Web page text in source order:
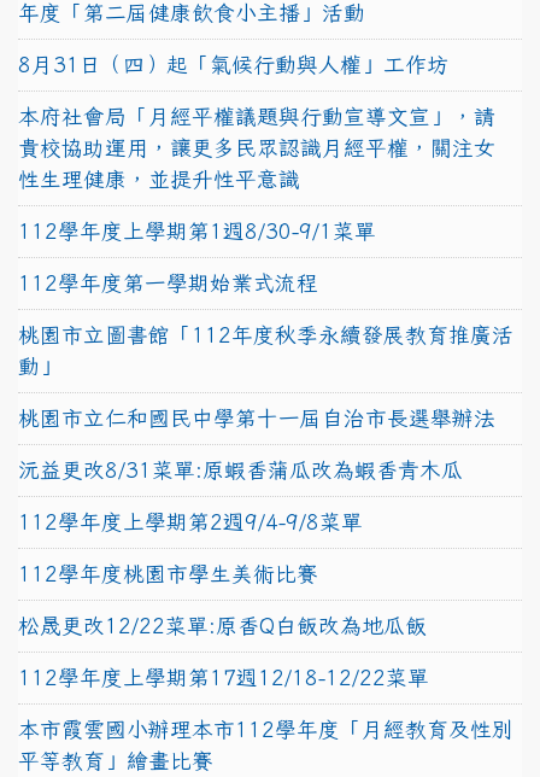
年度「第二屆健康飲食小主播」活動
8月31日（四）起「氣候行動與人權」工作坊
本府社會局「月經平權議題與行動宣導文宣」，請
貴校協助運用，讓更多民眾認識月經平權，關注女
性生理健康，並提升性平意識
112學年度上學期第1週8/30-9/1菜單
112學年度第一學期始業式流程
桃園市立圖書館「112年度秋季永續發展教育推廣活
動」
桃園市立仁和國民中學第十一屆自治市長選舉辦法
沅益更改8/31菜單:原蝦香蒲瓜改為蝦香青木瓜
112學年度上學期第2週9/4-9/8菜單
112學年度桃園市學生美術比賽
松晟更改12/22菜單:原香Q白飯改為地瓜飯
112學年度上學期第17週12/18-12/22菜單
本市霞雲國小辦理本市112學年度「月經教育及性別
平等教育」繪畫比賽